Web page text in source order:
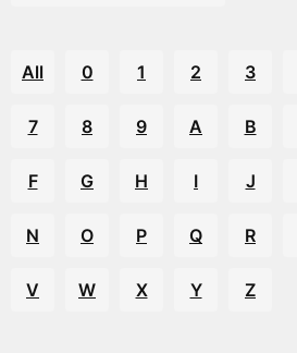
All 0 1 2 3
7 8 9 A B
F G H I J
N O P Q R
V W X Y Z